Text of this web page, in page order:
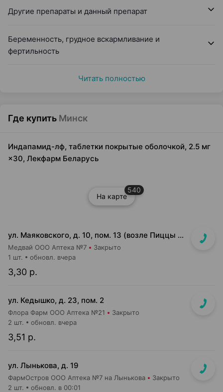
Другие препараты и данный препарат
Беременность, грудное вскармливание и
фертильность
Читать полностью
Где купить Минск
Индапамид-лф, таблетки покрытые оболочкой, 2.5 мг
×30, Лекфарм Беларусь
На карте
540
ул. Маяковского, д. 10, пом. 13 (возле Пиццы Мании)
Медвай ООО Аптека №7 Закрыто
3,30 р.
1 шт. обновл. вчера
ул. Кедышко, д. 23, пом. 2
Флора Фарм ООО Аптека №21 Закрыто
3,51 р.
2 шт. обновл. вчера
ул. Лынькова, д. 19
ФармОстров ООО Аптека №7 на Лынькова Закрыто
2 шт. обновл. в 00:01